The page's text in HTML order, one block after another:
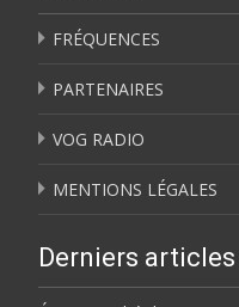
FRÉQUENCES
PARTENAIRES
VOG RADIO
MENTIONS LÉGALES
Derniers articles